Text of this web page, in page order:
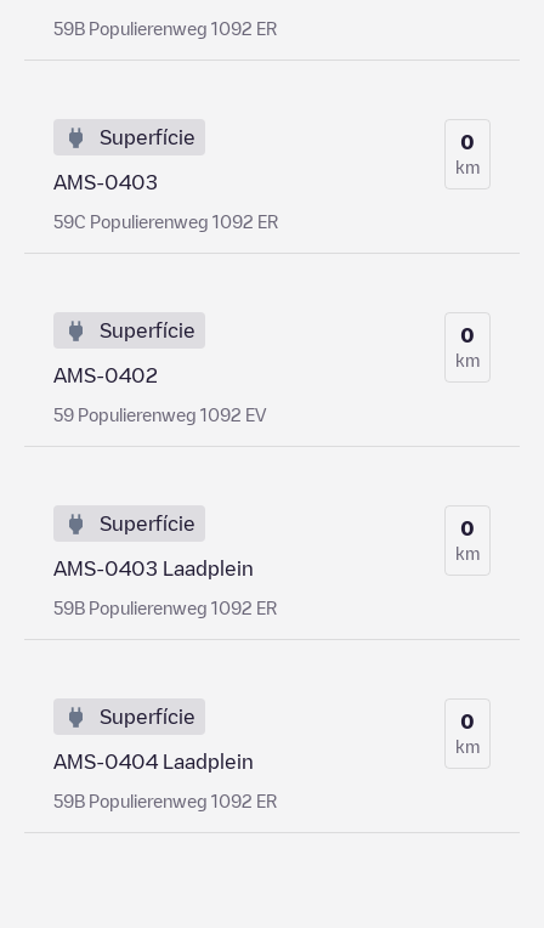
59B Populierenweg 1092 ER
Superfície
AMS-0403
59C Populierenweg 1092 ER
0
km
Superfície
AMS-0402
59 Populierenweg 1092 EV
0
km
Superfície
AMS-0403 Laadplein
59B Populierenweg 1092 ER
0
km
Superfície
AMS-0404 Laadplein
59B Populierenweg 1092 ER
0
km